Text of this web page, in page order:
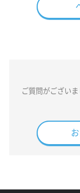
ご質問がござい